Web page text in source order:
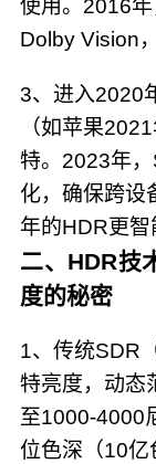
使用。2016
Dolby Vision
3、进入2020
（如苹果
特。2023年
化，确保跨设
年的HDR更智
二、HDR技
度的秘密
1、传统SDR
特亮度，动态
至1000-4000
位色深（10亿